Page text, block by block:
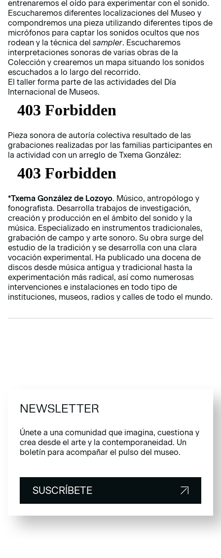
entrenaremos el oído para experimentar con el sonido.
Escucharemos diferentes localizaciones del Museo y
compondremos una pieza utilizando diferentes tipos de
micrófonos para captar los sonidos ocultos que nos
rodean y la técnica del sampler. Escucharemos
interpretaciones sonoras de varias obras de la
Colección y crearemos un mapa situando los sonidos
escuchados a lo largo del recorrido.
El taller forma parte de las actividades del Día
Internacional de Museos.
Pieza sonora de autoría colectiva resultado de las
grabaciones realizadas por las familias participantes en
la actividad con un arreglo de Txema González:
*Txema González de Lozoyo. Músico, antropólogo y
fonografista. Desarrolla trabajos de investigación,
creación y producción en el ámbito del sonido y la
música. Especializado en instrumentos tradicionales,
grabación de campo y arte sonoro. Su obra surge del
estudio de la tradición y se desarrolla con una clara
vocación experimental. Ha publicado una docena de
discos desde música antigua y tradicional hasta la
experimentación más radical, así como numerosas
intervenciones e instalaciones en todo tipo de
instituciones, museos, radios y calles de todo el mundo.
NEWSLETTER
Únete a una comunidad que imagina, cuestiona y
crea desde el arte y la contemporaneidad. Un
boletín para acompañar el pulso del museo.
SUSCRÍBETE
SUSCRÍBETE